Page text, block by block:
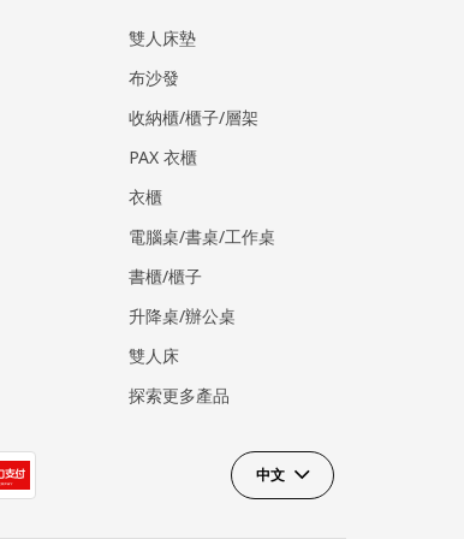
雙人床墊
布沙發
收納櫃/櫃子/層架
PAX 衣櫃
衣櫃
電腦桌/書桌/工作桌
書櫃/櫃子
升降桌/辦公桌
雙人床
探索更多產品
中文